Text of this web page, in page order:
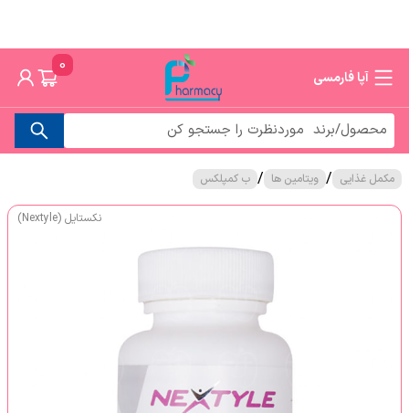
آپا فارمسی
0
مکمل غذایی / ویتامین ها / ب کمپلکس
نکستایل (Nextyle)